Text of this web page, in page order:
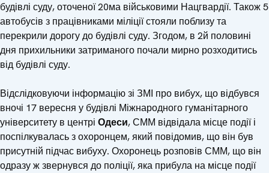
будівлі суду, оточеної 20ма військовими Нацгвардії. Також 5
автобусів з працівниками міліції стояли поблизу та
перекрили дорогу до будівлі суду. Згодом, в 2й половині
дня прихильники затриманого почали мирно розходитись
від будівлі суду.
Відслідковуючи інформацію зі ЗМІ про вибух, що відбувся
вночі 17 вересня у будівлі Міжнародного гуманітарного
університету в центрі Одеси, СММ відвідала місце події і
поспілкувалась з охоронцем, який повідомив, що він був
присутній підчас вибуху. Охоронець розповів СММ, що він
одразу ж звернувся до поліції, яка прибула на місце події